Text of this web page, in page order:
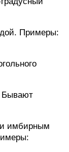
Примеры:
Бывают
и имбирным